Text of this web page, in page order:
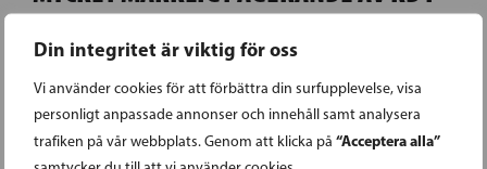
Din integritet är viktig för oss
Vi använder cookies för att förbättra din surfupplevelse, visa
personligt anpassade annonser och innehåll samt analysera
trafiken på vår webbplats. Genom att klicka på “Acceptera alla”
- Det känns tråkigt att ta del av
Kristdemokraternas agerande i Larsmo, där de
år 2021 i kommunstyrelsen röstar ner